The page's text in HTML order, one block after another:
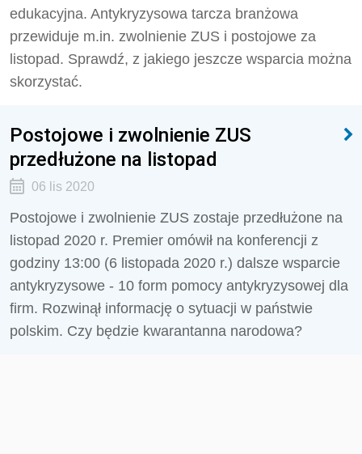
edukacyjna. Antykryzysowa tarcza branżowa
przewiduje m.in. zwolnienie ZUS i postojowe za
listopad. Sprawdź, z jakiego jeszcze wsparcia można
skorzystać.
Postojowe i zwolnienie ZUS
przedłużone na listopad
06 lis 2020
Postojowe i zwolnienie ZUS zostaje przedłużone na
listopad 2020 r. Premier omówił na konferencji z
godziny 13:00 (6 listopada 2020 r.) dalsze wsparcie
antykryzysowe - 10 form pomocy antykryzysowej dla
firm. Rozwinął informację o sytuacji w państwie
polskim. Czy będzie kwarantanna narodowa?